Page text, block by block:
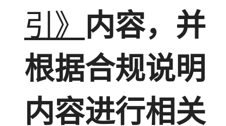
引》 内容，并
根据合规说明
内容进行相关